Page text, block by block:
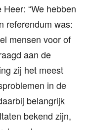
“We hebben
referendum was:
mensen voor of
aan de
zij het meest
in de
belangrijk
bekend zijn,